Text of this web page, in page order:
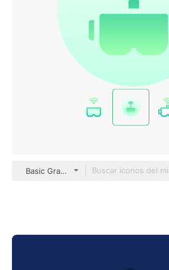
Basic Gradient Circular